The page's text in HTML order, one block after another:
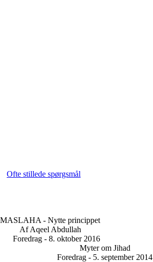
Ofte stillede spørgsmål
MASLAHA - Nytte princippet
Af Aqeel Abdullah
Foredrag - 8. oktober 2016
Myter om Jihad
Foredrag - 5. september 2014